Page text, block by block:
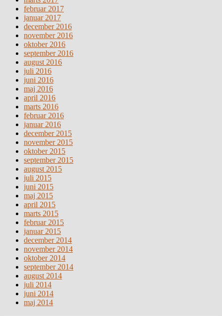
februar 2017
januar 2017
december 2016
november 2016
oktober 2016
september 2016
august 2016
juli 2016
juni 2016
maj 2016
april 2016
marts 2016
februar 2016
januar 2016
december 2015
november 2015
oktober 2015
september 2015
august 2015
juli 2015
juni 2015
maj 2015
april 2015
marts 2015
februar 2015
januar 2015
december 2014
november 2014
oktober 2014
september 2014
august 2014
juli 2014
juni 2014
maj 2014